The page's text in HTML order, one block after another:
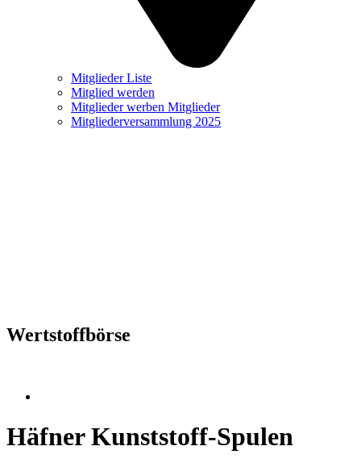
Mitglieder Liste
Mitglied werden
Mitglieder werben Mitglieder
Mitgliederversammlung 2025
Wertstoffbörse
Häfner Kunststoff-Spulen